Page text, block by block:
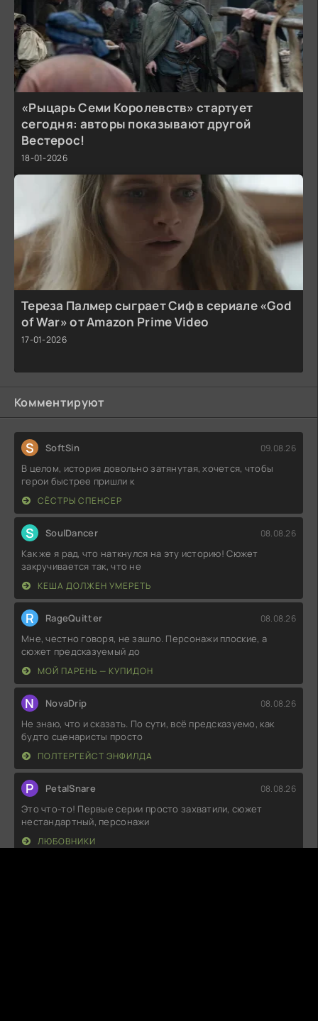
«Рыцарь Семи Королевств» стартует
сегодня: авторы показывают другой
Вестерос!
18-01-2026
Тереза Палмер сыграет Сиф в сериале «God
of War» от Amazon Prime Video
17-01-2026
Комментируют
S SoftSin 09.08.26
В целом, история довольно затянутая, хочется, чтобы
герои быстрее пришли к
СЁСТРЫ СПЕНСЕР
S SoulDancer 08.08.26
Как же я рад, что наткнулся на эту историю! Сюжет
закручивается так, что не
КЕША ДОЛЖЕН УМЕРЕТЬ
R RageQuitter 08.08.26
Мне, честно говоря, не зашло. Персонажи плоские, а
сюжет предсказуемый до
МОЙ ПАРЕНЬ — КУПИДОН
N NovaDrip 08.08.26
Не знаю, что и сказать. По сути, всё предсказуемо, как
будто сценаристы просто
ПОЛТЕРГЕЙСТ ЭНФИЛДА
P PetalSnare 08.08.26
Это что-то! Первые серии просто захватили, сюжет
нестандартный, персонажи
ЛЮБОВНИКИ